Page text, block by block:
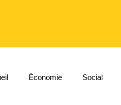
Économie Social